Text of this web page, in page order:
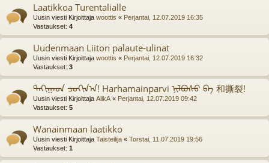
Laatikkoa Turentalialle
Uusin viesti Kirjoittaja woottis « Perjantai, 12.07.2019 16:35
Vastaukset: 4
Uudenmaan Liiton palaute-ulinat
Uusin viesti Kirjoittaja woottis « Perjantai, 12.07.2019 16:32
Vastaukset: 3
ᠳᠠᠬᠢᠭᠠᠳ ᠴᠣᠬᠢᠨ᠎ᠠ! Harhamainparvi ᠨᠢᠯᠪᠤᠰᠤ ᠪᠠ 和撕裂!
Uusin viesti Kirjoittaja AlikA « Perjantai, 12.07.2019 09:42
Vastaukset: 5
Wanainmaan laatikko
Uusin viesti Kirjoittaja Taisteilija « Torstai, 11.07.2019 19:56
Vastaukset: 1